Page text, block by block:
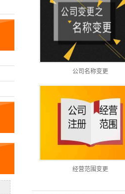
公司名称变更
经营范围变更